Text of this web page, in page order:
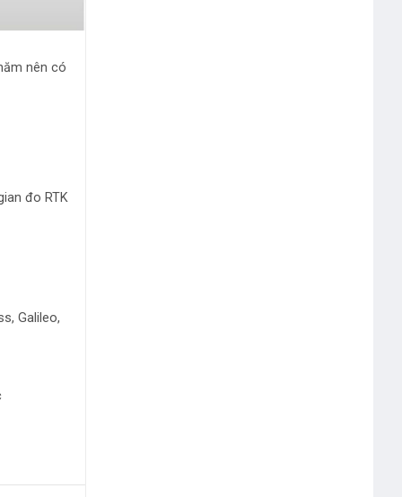
nên có
đo RTK
Galileo,